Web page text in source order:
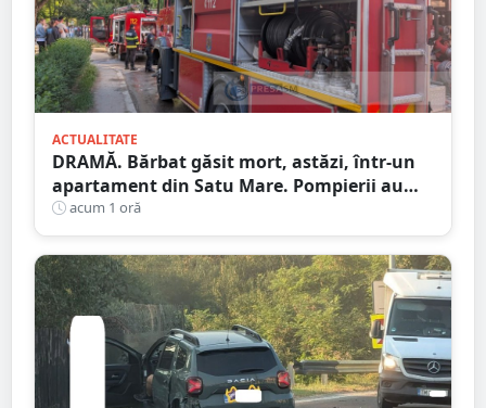
ACTUALITATE
DRAMĂ. Bărbat găsit mort, astăzi, într-un
apartament din Satu Mare. Pompierii au
spart ușa
acum 1 oră